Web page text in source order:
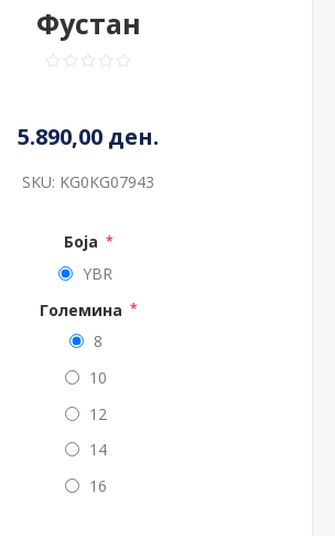
Фустан
5.890,00 ден.
SKU: KG0KG07943
Боја *
YBR
Големина *
8
10
12
14
16